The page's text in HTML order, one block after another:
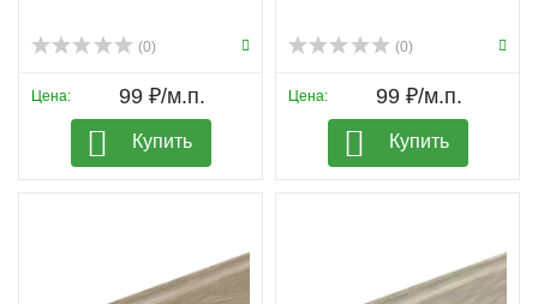
(0)
Цена: 99 ₽/м.п.
Купить
(0)
Цена: 99 ₽/м.п.
Купить